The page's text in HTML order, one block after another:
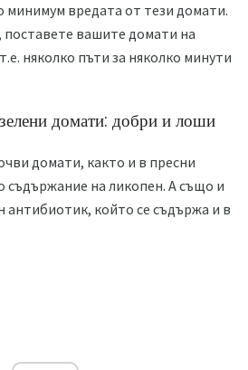
минимум вредата от тези домати.
поставете вашите домати на
няколко пъти за няколко минути
домати: добри и лоши
домати, както и в пресни
съдържание на ликопен. А също и
антибиотик, който се съдържа и в